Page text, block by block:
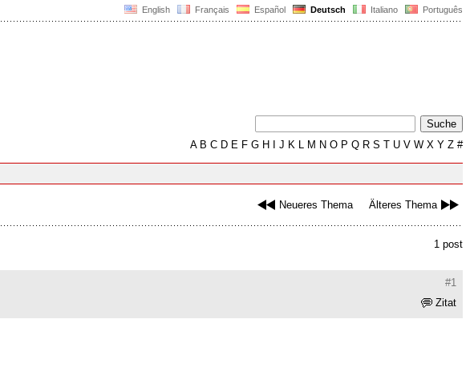
English Français Español Deutsch Italiano Português
AB C D E F G H J K L M N O P Q R S T U V W X Y Z #
Neueres Thema Älteres Thema
1 post
#1
Zitat